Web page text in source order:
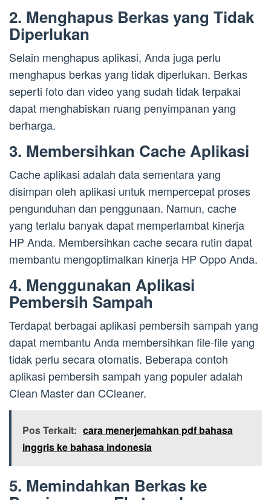
2. Menghapus Berkas yang Tidak
Diperlukan
Selain menghapus aplikasi, Anda juga perlu
menghapus berkas yang tidak diperlukan. Berkas
seperti foto dan video yang sudah tidak terpakai
dapat menghabiskan ruang penyimpanan yang
berharga.
3. Membersihkan Cache Aplikasi
Cache aplikasi adalah data sementara yang
disimpan oleh aplikasi untuk mempercepat proses
pengunduhan dan penggunaan. Namun, cache
yang terlalu banyak dapat memperlambat kinerja
HP Anda. Membersihkan cache secara rutin dapat
membantu mengoptimalkan kinerja HP Oppo Anda.
4. Menggunakan Aplikasi
Pembersih Sampah
Terdapat berbagai aplikasi pembersih sampah yang
dapat membantu Anda membersihkan file-file yang
tidak perlu secara otomatis. Beberapa contoh
aplikasi pembersih sampah yang populer adalah
Clean Master dan CCleaner.
Pos Terkait: cara menerjemahkan pdf bahasa
inggris ke bahasa indonesia
5. Memindahkan Berkas ke